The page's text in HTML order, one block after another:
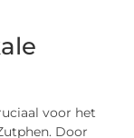
voor het
Door